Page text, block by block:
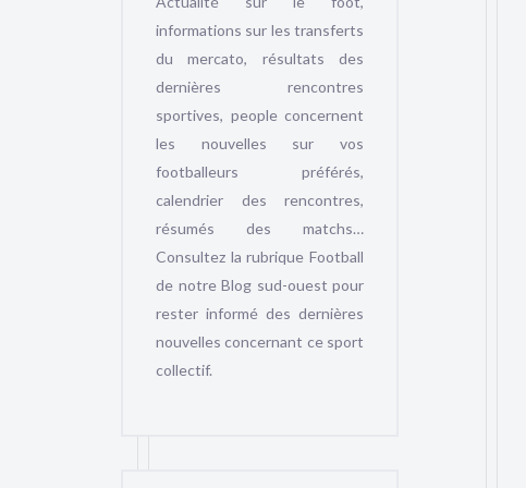
informations sur les transferts
du mercato, résultats des
dernières rencontres
sportives, people concernent
les nouvelles sur vos
footballeurs préférés,
calendrier des rencontres,
résumés des matchs…
Consultez la rubrique Football
de notre Blog sud-ouest pour
rester informé des dernières
nouvelles concernant ce sport
collectif.